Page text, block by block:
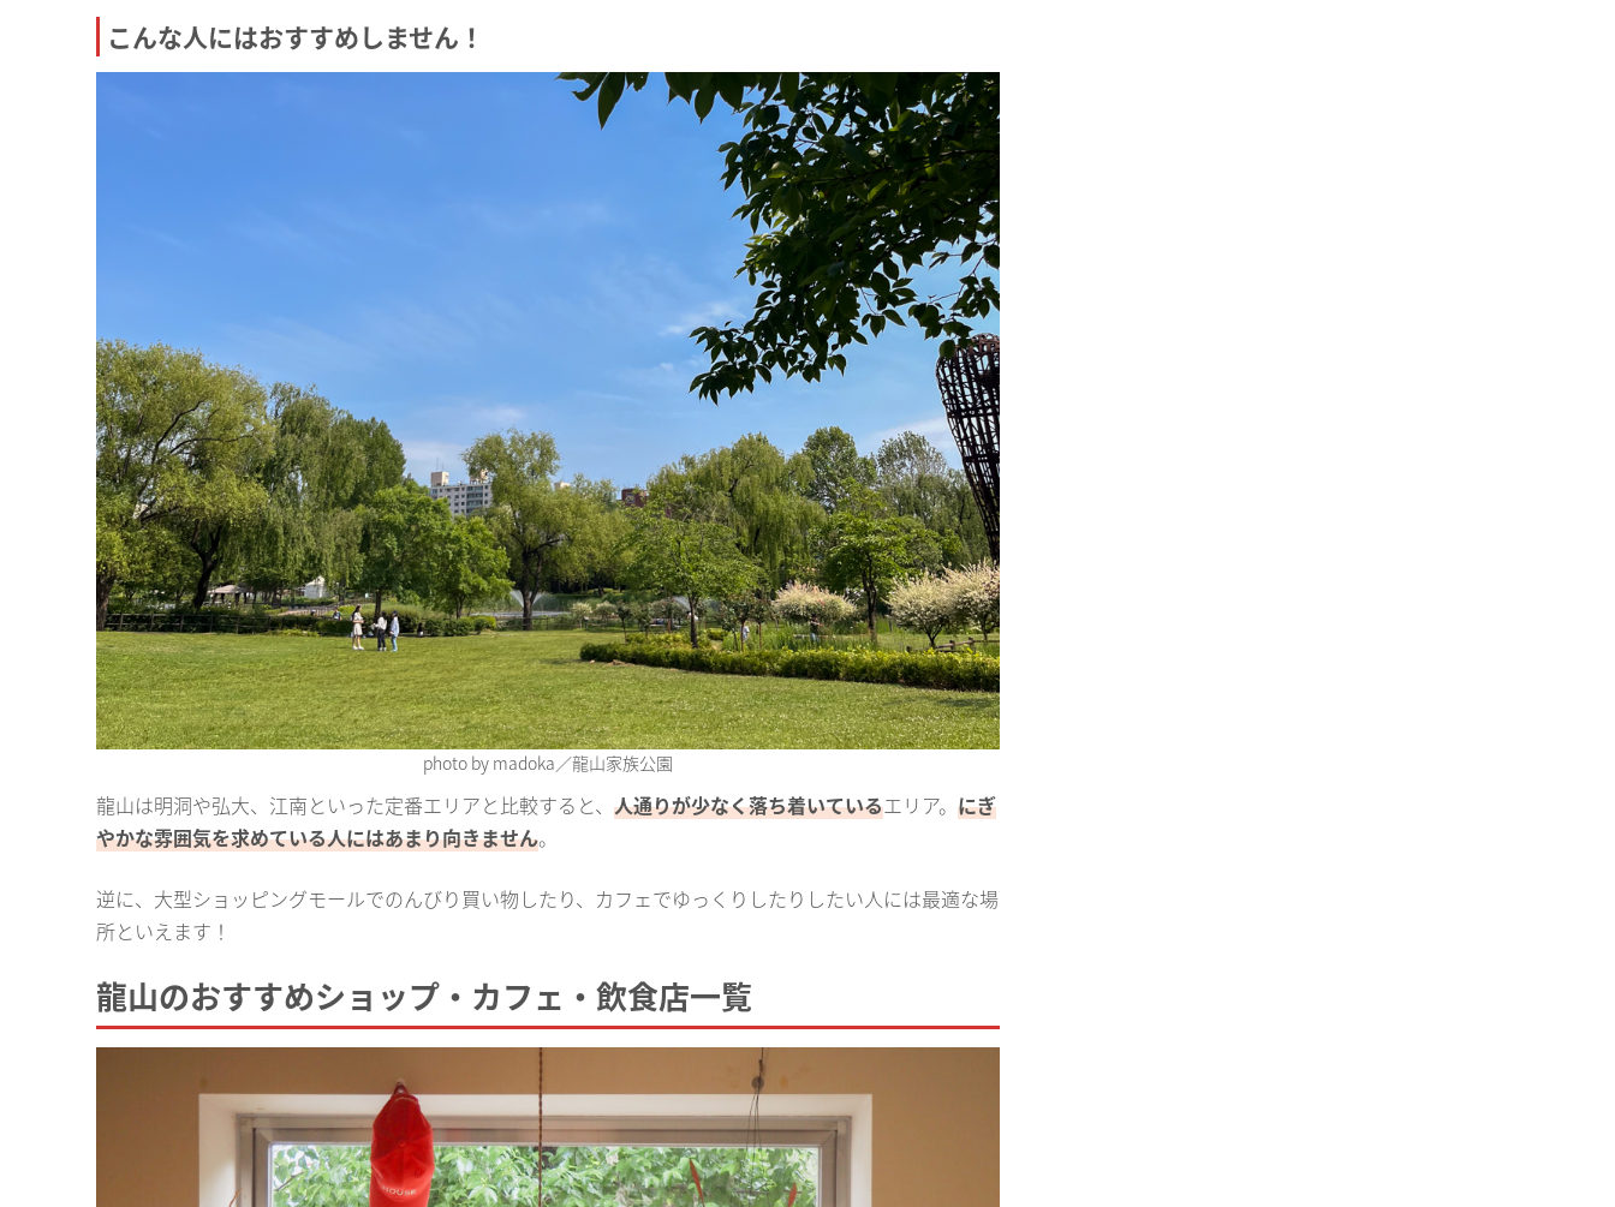
こんな人にはおすすめしません！
photo by madoka／龍山家族公園
龍山は明洞や弘大、江南といった定番エリアと比較すると、 人通りが少なく落ち着いているエリア。 にぎ
やかな雰囲気を求めている人にはあまり向きません。
逆に、大型ショッピングモールでのんびり買い物したり、カフェでゆっくりしたりしたい人には最適な場
所といえます！
龍山のおすすめショップ・カフェ・飲食店一覧